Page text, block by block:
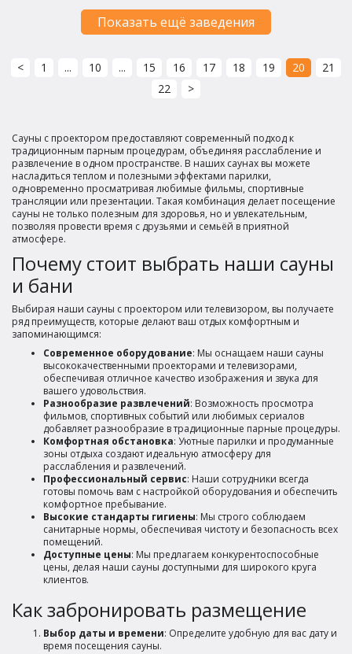
Показать ещё заведения
< 1 ... 10 ... 15 16 17 18 19 20
21
22
>
Сауны с проектором предоставляют современный подход к
традиционным парным процедурам, объединяя расслабление и
развлечение в одном пространстве. В наших саунах вы можете
насладиться теплом и полезными эффектами парилки,
одновременно просматривая любимые фильмы, спортивные
трансляции или презентации. Такая комбинация делает посещение
сауны не только полезным для здоровья, но и увлекательным,
позволяя провести время с друзьями и семьёй в приятной
атмосфере.
Почему стоит выбрать наши сауны
и бани
Выбирая наши сауны с проектором или телевизором, вы получаете
ряд преимуществ, которые делают ваш отдых комфортным и
запоминающимся:
Современное оборудование: Мы оснащаем наши сауны
высококачественными проекторами и телевизорами,
обеспечивая отличное качество изображения и звука для
вашего удовольствия.
Разнообразие развлечений: Возможность просмотра
фильмов, спортивных событий или любимых сериалов
добавляет разнообразие в традиционные парные процедуры.
Комфортная обстановка: Уютные парилки и продуманные
зоны отдыха создают идеальную атмосферу для
расслабления и развлечений.
Профессиональный сервис: Наши сотрудники всегда
готовы помочь вам с настройкой оборудования и обеспечить
комфортное пребывание.
Высокие стандарты гигиены: Мы строго соблюдаем
санитарные нормы, обеспечивая чистоту и безопасность всех
помещений.
Доступные цены: Мы предлагаем конкурентоспособные
цены, делая наши сауны доступными для широкого круга
клиентов.
Как забронировать размещение
Выбор даты и времени: Определите удобную для вас дату и
время посещения сауны.